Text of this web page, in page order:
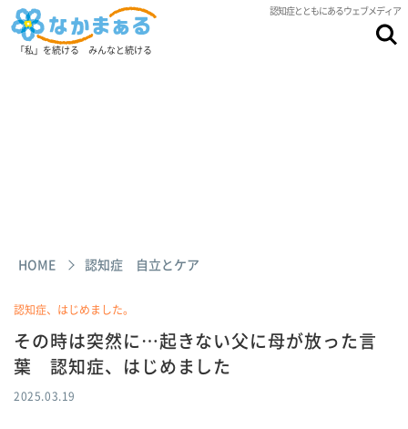
認知症とともにあるウェブメディア
「私」を続ける みんなと続ける
HOME 認知症 自立とケア
認知症、はじめました。
その時は突然に…起きない父に母が放った言
葉 認知症、はじめました
2025.03.19